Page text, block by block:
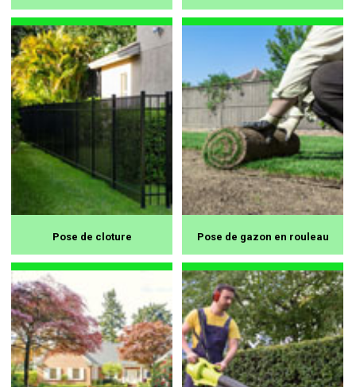
Pose de cloture Pose de gazon en rouleau